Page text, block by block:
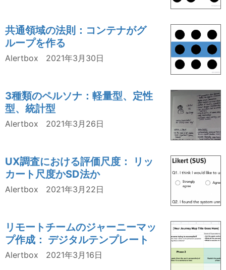
共通領域の法則：コンテナがグ
ループを作る
Alertbox 2021年3月30日
3種類のペルソナ：軽量型、定性
型、統計型
Alertbox 2021年3月26日
UX調査における評価尺度： リッ
カート尺度かSD法か
Alertbox 2021年3月22日
リモートチームのジャーニーマッ
プ作成： デジタルテンプレート
Alertbox 2021年3月16日